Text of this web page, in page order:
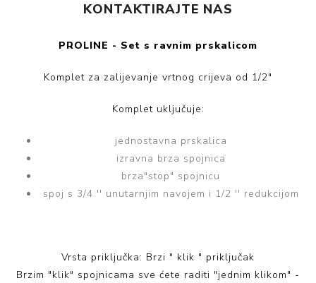
KONTAKTIRAJTE NAS
PROLINE - Set s ravnim prskalicom
Komplet za zalijevanje vrtnog crijeva od 1/2"
Komplet uključuje:
jednostavna prskalica
izravna brza spojnica
brza"stop" spojnicu
spoj s 3/4 '' unutarnjim navojem i 1/2 '' redukcijom
Vrsta priključka: Brzi " klik " priključak
Brzim "klik" spojnicama sve ćete raditi "jednim klikom" -